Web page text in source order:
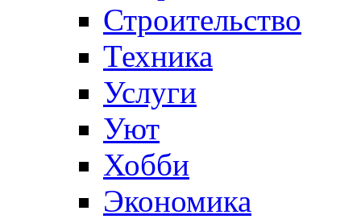
Строительство
Техника
Услуги
Уют
Хобби
Экономика